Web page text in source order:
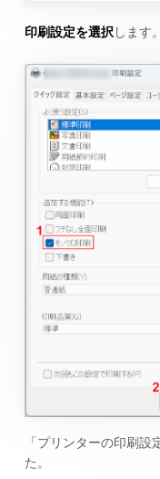
印刷設定を選択します。
「プリンターの印刷
た。